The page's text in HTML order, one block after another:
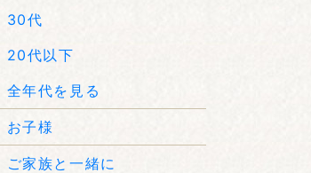
30代
20代以下
全年代を見る
お子様
ご家族と一緒に